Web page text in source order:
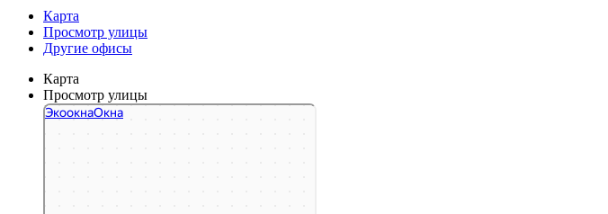
Карта
Просмотр улицы
Другие офисы
Карта
Просмотр улицы
Экоокна
Окна в Москве